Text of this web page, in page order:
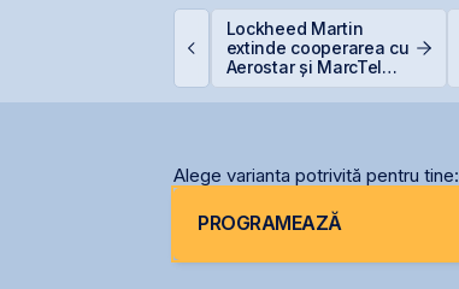
Lockheed Martin
extinde cooperarea cu
Aerostar și MarcTel
Alege varianta potrivită pentru tine:
PROGRAMEAZĂ